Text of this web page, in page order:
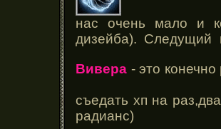
нас очень мало и
дизейба). Следущий
Вивера - это
съедать хп на
радианс)